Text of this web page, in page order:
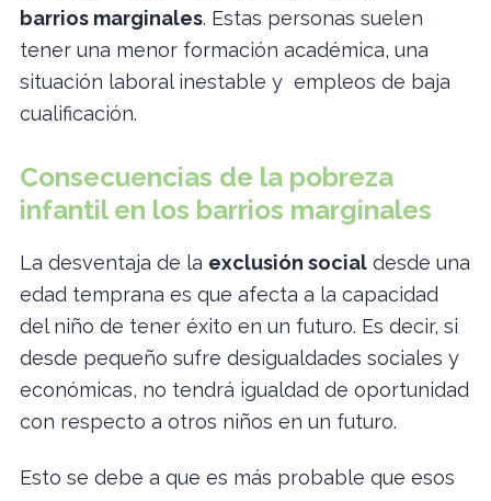
barrios marginales. Estas personas suelen
tener una menor formación académica, una
situación laboral inestable y empleos de baja
cualificación.
Consecuencias de la pobreza
infantil en los barrios marginales
La desventaja de la exclusión social desde una
edad temprana es que afecta a la capacidad
del niño de tener éxito en un futuro. Es decir, si
desde pequeño sufre desigualdades sociales y
económicas, no tendrá igualdad de oportunidad
con respecto a otros niños en un futuro.
Esto se debe a que es más probable que esos